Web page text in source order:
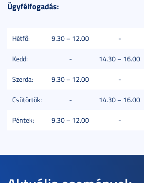
Ügyfélfogadás:
Hétfő: 9.30 – 12.00 -
Kedd: - 14.30 – 16.00
Szerda: 9.30 – 12.00 -
Csütörtök: - 14.30 – 16.00
Péntek: 9.30 – 12.00 -